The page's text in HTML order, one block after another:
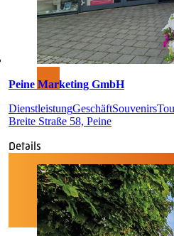
Peine Marketing GmbH
DienstleistungGeschäftSouvenirs
Breite Straße 58, Peine
Details